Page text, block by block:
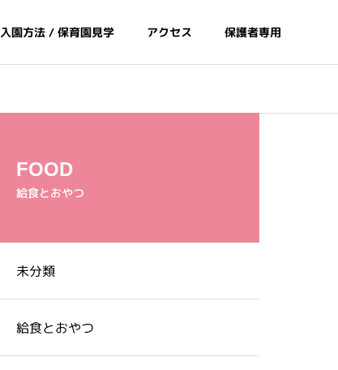
入園方法 / 保育園見学 アクセス 保護者専用
FOOD
給食とおやつ
未分類
給食とおやつ